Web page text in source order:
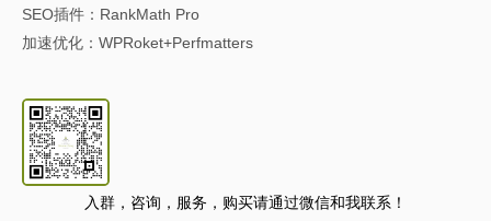
SEO插件：RankMath Pro
加速优化：WPRoket+Perfmatters
入群，咨询，服务，购买请通过微信和我联系！